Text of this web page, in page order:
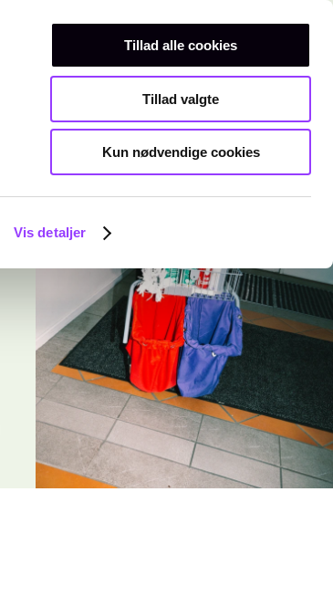
Vis detaljer
Tillad alle cookies
Tillad valgte
Kun nødvendige cookies
Teknisk gymnasiumKurser